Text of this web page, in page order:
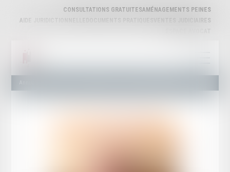
CONSULTATIONS GRATUITESAMÉNAGEMENTS PEINES
AIDE JURIDICTIONNELLE
VENTES JUDICIAIRES